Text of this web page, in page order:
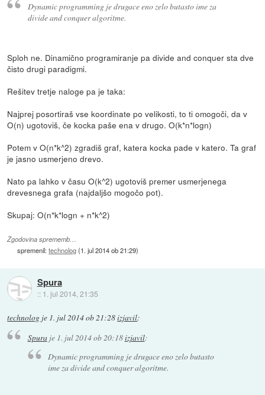
Dynamic programming je drugace eno zelo butasto ime za
divide and conquer algoritme.
Sploh ne. Dinamično programiranje pa divide and conquer sta dve
čisto drugi paradigmi.
Rešitev tretje naloge pa je taka:
Najprej posortiraš vse koordinate po velikosti, to ti omogoči, da v
O(n) ugotoviš, če kocka paše ena v drugo. O(k*n*logn)
Potem v O(n*k^2) zgradiš graf, katera kocka pade v katero. Ta graf
je jasno usmerjeno drevo.
Nato pa lahko v času O(k^2) ugotoviš premer usmerjenega
drevesnega grafa (najdaljšo mogočo pot).
Skupaj: O(n*k*logn + n*k^2)
Zgodovina sprememb…
spremenil:technolog(1. jul 2014 ob 21:29)
Spura
:: 1. jul 2014, 21:35
technolog je 1. jul 2014 ob 21:28izjavil:
Spuraje 1. jul 2014 ob 20:18izjavil:
Dynamic programming je drugace eno zelo butasto
ime za divide and conquer algoritme.